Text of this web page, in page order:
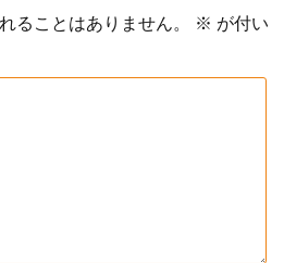
ることはありません。 ※ が付い